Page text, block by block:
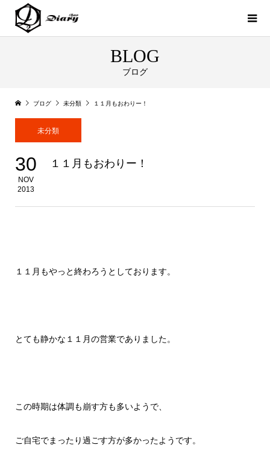
BLOG
ブログ
ブログ 未分類 １１月もおわりー！
未分類
30
NOV
2013
１１月もおわりー！
１１月もやっと終わろうとしております。
とても静かな１１月の営業でありました。
この時期は体調も崩す方も多いようで、
ご自宅でまったり過ごす方が多かったようです。